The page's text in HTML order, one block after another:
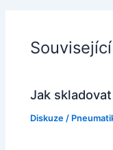
Jak
Diskuze /